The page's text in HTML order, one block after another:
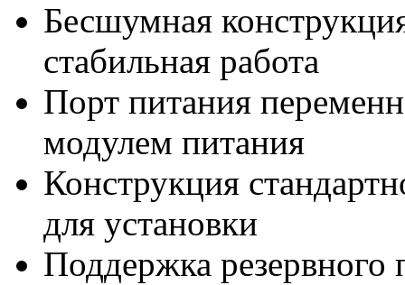
Бесшумная
стабильная работа
Порт питания
модулем питания
Конструкция
для установки
Поддержка резервного